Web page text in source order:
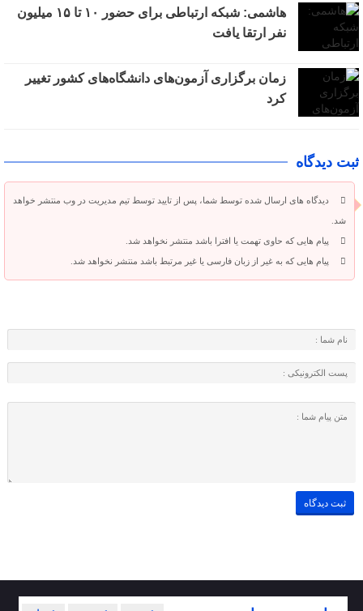
هاشمی: شبکه ارتباطی برای حضور ۱۰ تا ۱۵ میلیون
نفر ارتقا یافت
زمان برگزاری آزمون‌های دانشگاه‌های کشور تغییر
کرد
ثبت دیدگاه
دیدگاه های ارسال شده توسط شما، پس از تایید توسط تیم مدیریت در وب منتشر خواهد
شد.
پیام هایی که حاوی تهمت یا افترا باشد منتشر نخواهد شد.
پیام هایی که به غیر از زبان فارسی یا غیر مرتبط باشد منتشر نخواهد شد.